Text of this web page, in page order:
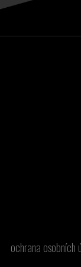
ochrana osobních